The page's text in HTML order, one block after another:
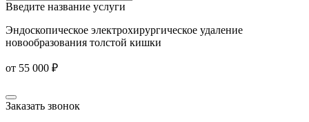
Введите название услуги
Эндоскопическое электрохирургическое удаление
новообразования толстой кишки
от 55 000 ₽
Заказать звонок